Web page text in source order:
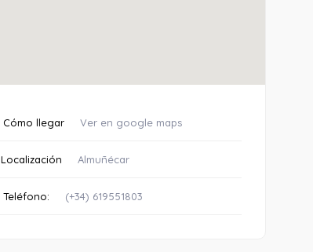
Cómo llegar Ver en google maps
Localización Almuñécar
Teléfono: (+34) 619551803